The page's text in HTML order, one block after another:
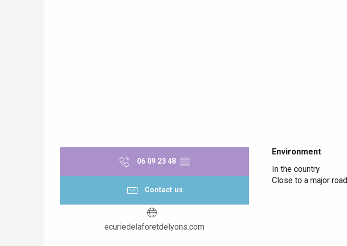
06 09 23 48 ▒▒
Contact us
ecuriedelaforetdelyons.com
Environment
Environment
In the country
Close to a major road